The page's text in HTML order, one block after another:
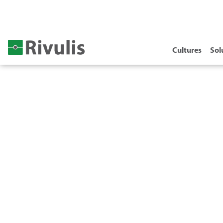
Cultures